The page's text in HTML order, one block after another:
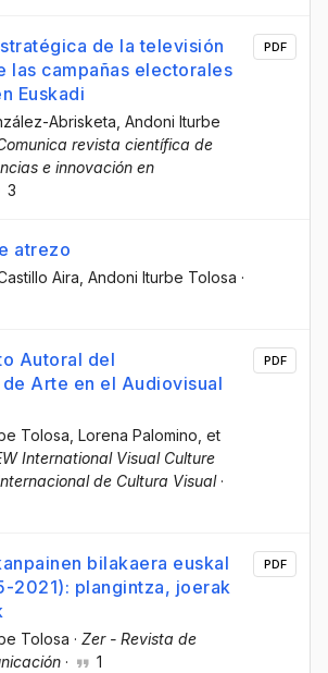
de la televisión
las campañas electorales
Euskadi
Abrisketa , Andoni Iturbe
revista científica de
e innovación en
3
PDF
atrezo
Aira , Andoni Iturbe Tolosa ·
Autoral del
Arte en el Audiovisual
Tolosa , Lorena Palomino , et
International Visual Culture
de Cultura Visual·
PDF
bilakaera euskal
2021): plangintza, joerak
Tolosa · Zer - Revista de
· 1
PDF